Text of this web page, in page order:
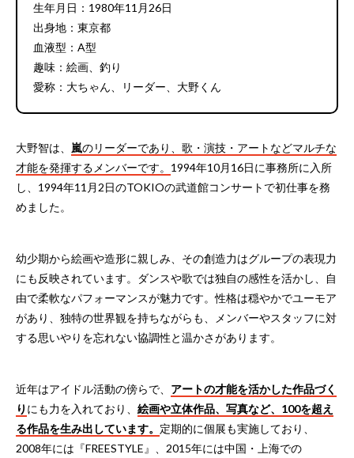
生年月日：1980年11月26日
出身地：東京都
血液型：A型
趣味：絵画、釣り
愛称：大ちゃん、リーダー、大野くん
大野智は、 嵐のリーダーであり、歌・演技・アートなどマルチな
才能を発揮するメンバーです。 1994年10月16日に事務所に入所
し、1994年11月2日のTOKIOの武道館コンサートで初仕事を務
めました。
幼少期から絵画や造形に親しみ、その創造力はグループの表現力
にも反映されています。ダンスや歌では独自の感性を活かし、自
由で柔軟なパフォーマンスが魅力です。性格は穏やかでユーモア
があり、独特の世界観を持ちながらも、メンバーやスタッフに対
する思いやりを忘れない協調性と温かさがあります。
近年はアイドル活動の傍らで、 アートの才能を活かした作品づく
り にも力を入れており、 絵画や立体作品、写真など、100を超え
る作品を生み出しています。 定期的に個展も実施しており、
2008年には『FREESTYLE』、2015年には中国・上海での